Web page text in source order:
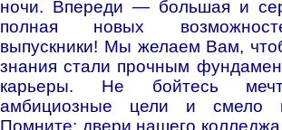
ночи. Впереди — большая и
полная новых
выпускники! Мы желаем Вам,
знания стали прочным
карьеры. Не бойтесь
амбициозные цели и смело
Помните: двери нашего колледжа